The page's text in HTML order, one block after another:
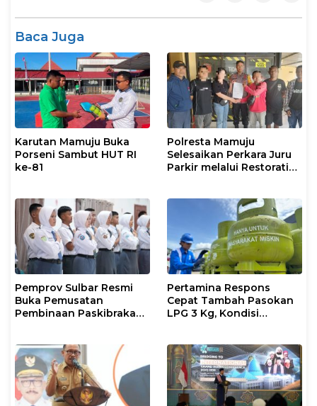
Baca Juga
Karutan Mamuju Buka
Porseni Sambut HUT RI
ke-81
Polresta Mamuju
Selesaikan Perkara Juru
Parkir melalui Restorative
Pemprov Sulbar Resmi
Buka Pemusatan
Pembinaan Paskibraka
Pertamina Respons
Cepat Tambah Pasokan
LPG 3 Kg, Kondisi